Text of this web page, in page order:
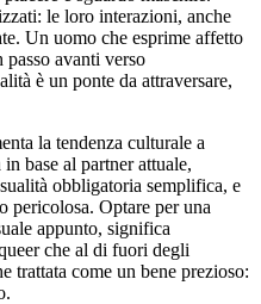
le loro interazioni, anche
Un uomo che esprime affetto
avanti verso
è un ponte da attraversare,
la tendenza culturale a
base al partner attuale,
obbligatoria semplifica, e
pericolosa. Optare per una
appunto, significa
che al di fuori degli
trattata come un bene prezioso: